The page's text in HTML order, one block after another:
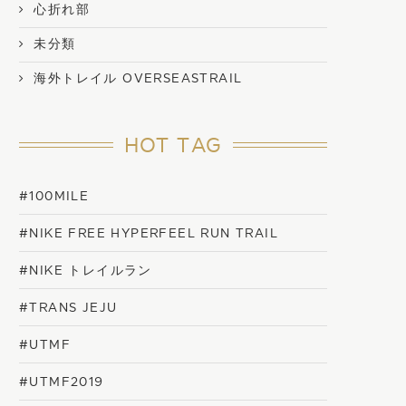
心折れ部
未分類
海外トレイル OVERSEASTRAIL
HOT TAG
#100MILE
#NIKE FREE HYPERFEEL RUN TRAIL
#NIKE トレイルラン
#TRANS JEJU
#UTMF
#UTMF2019